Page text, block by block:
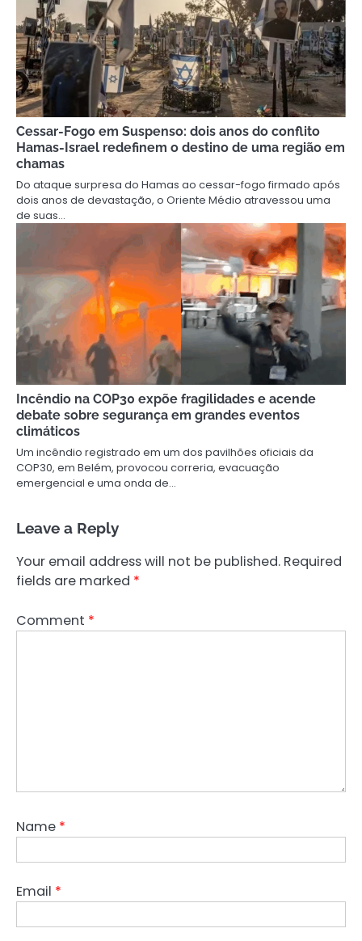
Cessar-Fogo em Suspenso: dois anos do conflito
Hamas-Israel redefinem o destino de uma região em
chamas
Do ataque surpresa do Hamas ao cessar-fogo firmado após
dois anos de devastação, o Oriente Médio atravessou uma
de suas…
Incêndio na COP30 expõe fragilidades e acende
debate sobre segurança em grandes eventos
climáticos
Um incêndio registrado em um dos pavilhões oficiais da
COP30, em Belém, provocou correria, evacuação
emergencial e uma onda de…
Leave a Reply
Your email address will not be published. Required
fields are marked *
Comment *
Name *
Email *